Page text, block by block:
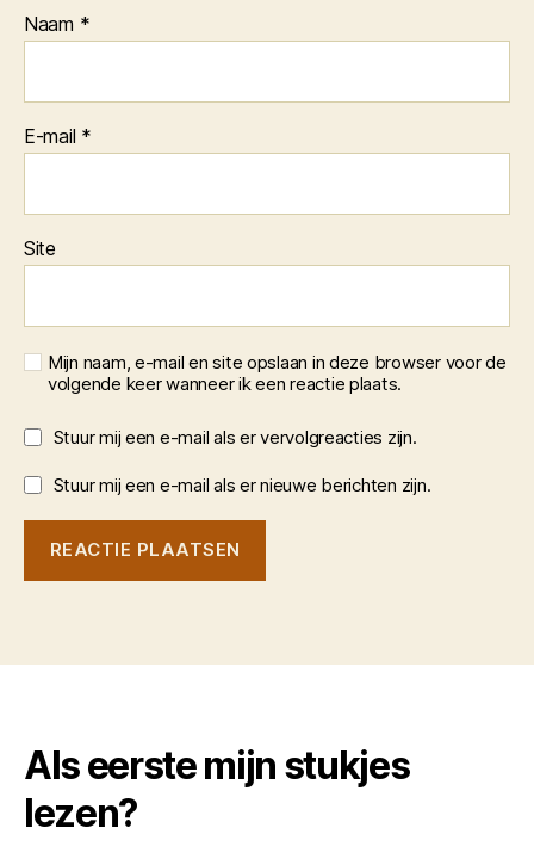
Naam *
E-mail *
Site
Mijn naam, e-mail en site opslaan in deze browser voor de
volgende keer wanneer ik een reactie plaats.
Stuur mij een e-mail als er vervolgreacties zijn.
Stuur mij een e-mail als er nieuwe berichten zijn.
Als eerste mijn stukjes
lezen?